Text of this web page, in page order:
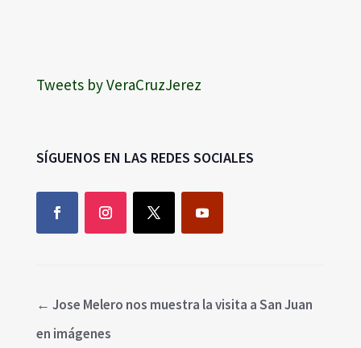
Tweets by VeraCruzJerez
SÍGUENOS EN LAS REDES SOCIALES
← Jose Melero nos muestra la visita a San Juan
en imágenes